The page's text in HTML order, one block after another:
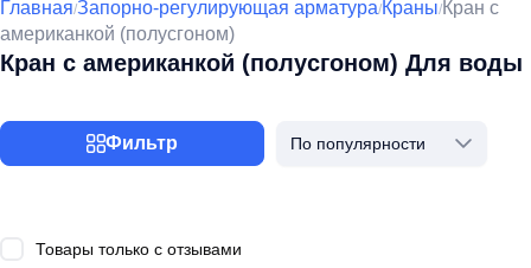
Главная/Запорно-регулирующая арматура/Краны/Кран с
американкой (полусгоном)
Кран с американкой (полусгоном) Для воды
Фильтр По популярности
Товары только с отзывами